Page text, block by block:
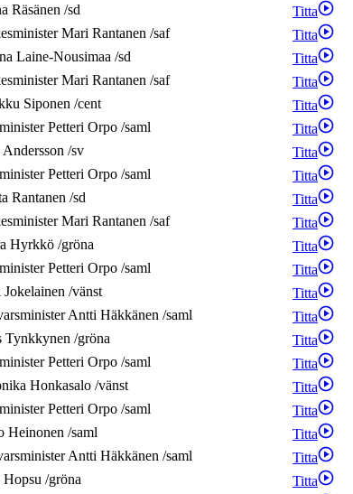
Räsänen /sd
Titta
Mari Rantanen /saf
Titta
Laine-Nousimaa /sd
Titta
Mari Rantanen /saf
Titta
Siponen /cent
Titta
Petteri Orpo /saml
Titta
Andersson /sv
Titta
Petteri Orpo /saml
Titta
Rantanen /sd
Titta
Mari Rantanen /saf
Titta
Hyrkkö /gröna
Titta
Petteri Orpo /saml
Titta
Jokelainen /vänst
Titta
Antti Häkkänen /saml
Titta
Tynkkynen /gröna
Titta
Petteri Orpo /saml
Titta
Honkasalo /vänst
Titta
Petteri Orpo /saml
Titta
Heinonen /saml
Titta
Antti Häkkänen /saml
Titta
Hopsu /gröna
Titta